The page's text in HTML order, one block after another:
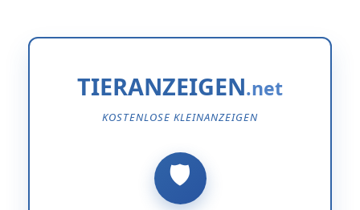
TIERANZEIGEN
KOSTENLOSE KLEINANZEIGEN